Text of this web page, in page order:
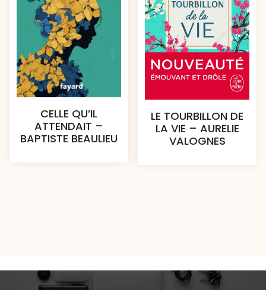
CELLE QU’IL
ATTENDAIT –
BAPTISTE BEAULIEU
LE TOURBILLON DE
LA VIE – AURELIE
VALOGNES